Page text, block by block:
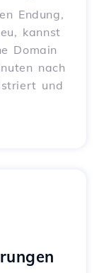
Endung,
kannst
Domain
nach
und